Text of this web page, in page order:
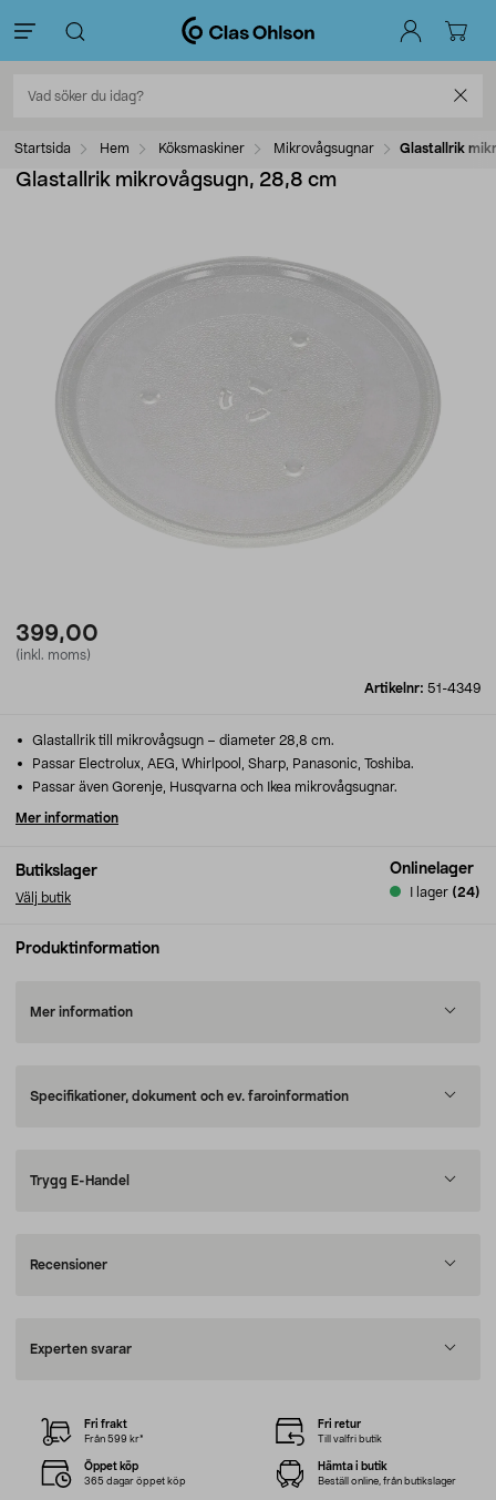
Startsida Hem Köksmaskiner Mikrovågsugnar Glastallrik
Glastallrik mikrovågsugn, 28,8 cm
399,00
(inkl. moms)
Artikelnr: 51-4349
Butikslager
Välj butik
Onlinelager
I lager (24)
Glastallrik till mikrovågsugn – diameter 28,8 cm.
Passar Electrolux, AEG, Whirlpool, Sharp, Panasonic, Toshiba.
Passar även Gorenje, Husqvarna och Ikea mikrovågsugnar.
Mer information
Produktinformation
Mer information
Specifikationer, dokument och ev. faroinformation
Trygg E-Handel
Recensioner
Experten svarar
Fri frakt
Från 599 kr*
Fri retur
Till valfri butik
Öppet köp
365 dagar öppet köp
Hämta i butik
Beställ online, från butikslager